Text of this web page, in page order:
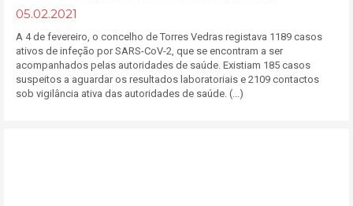
05.02.2021
A 4 de fevereiro, o concelho de Torres Vedras registava 1189 casos
ativos de infeção por SARS-CoV-2, que se encontram a ser
acompanhados pelas autoridades de saúde. Existiam 185 casos
suspeitos a aguardar os resultados laboratoriais e 2109 contactos
sob vigilância ativa das autoridades de saúde. (...)